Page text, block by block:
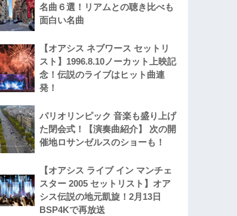
名曲６選！リアムとの聴き比べも
面白い名曲
【オアシス ネブワース セットリ
スト】1996.8.10ノーカット上映記
念！伝説のライブはヒット曲連
発！
パリオリンピック 音楽も盛り上げ
た閉会式！【演奏曲紹介】 次の開
催地ロサンゼルスのショーも！
【オアシス ライブ イン マンチェ
スター 2005 セットリスト】オア
シス伝説の地元凱旋！2月13日
BSP4Kで再放送